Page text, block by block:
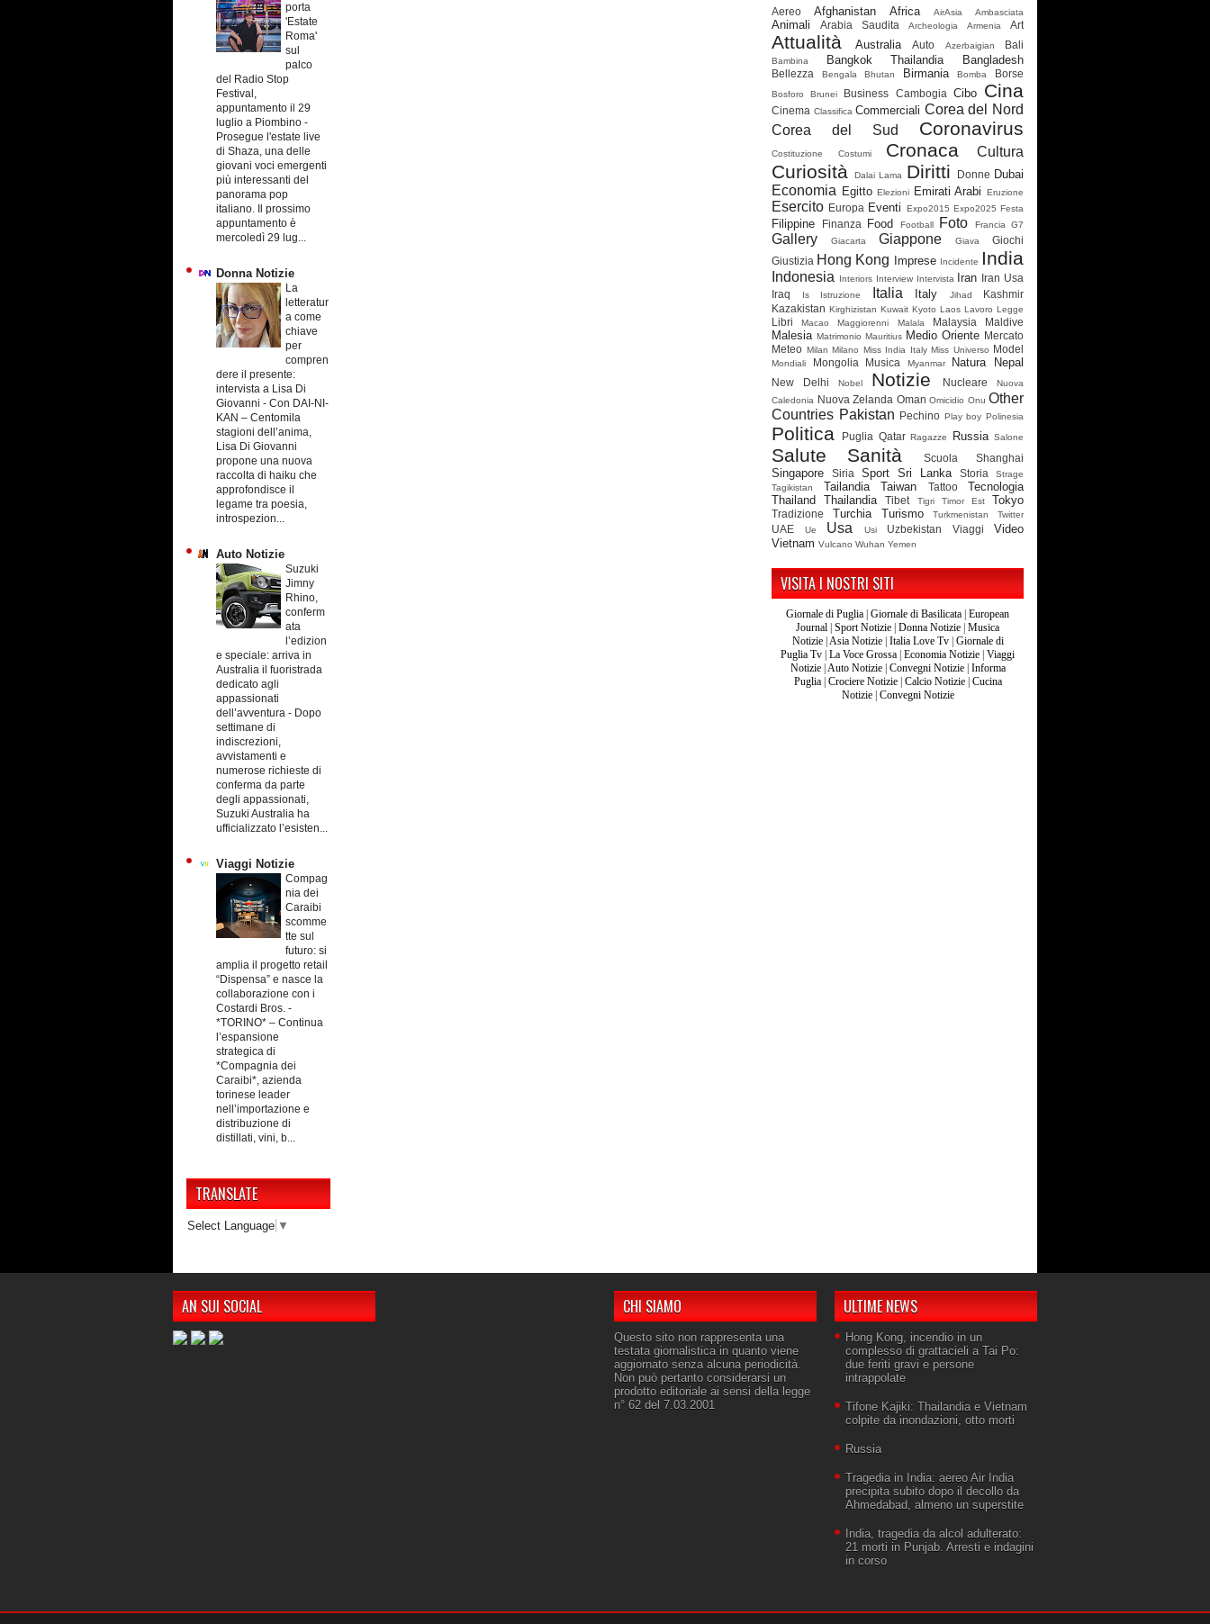
porta
'Estate
Roma'
sul
palco
del Radio Stop
Festival,
appuntamento il 29
luglio a Piombino -
Prosegue l'estate live
di Shaza, una delle
giovani voci emergenti
più interessanti del
panorama pop
italiano. Il prossimo
appuntamento è
mercoledì 29 lug...
Donna Notizie
La
letteratur
a come
chiave
per
compren
dere il presente:
intervista a Lisa Di
Giovanni - Con DAI-NI-
KAN – Centomila
stagioni dell’anima,
Lisa Di Giovanni
propone una nuova
raccolta di haiku che
approfondisce il
legame tra poesia,
introspezion...
Auto Notizie
Suzuki
Jimny
Rhino,
conferm
ata
l’edizion
e speciale: arriva in
Australia il fuoristrada
dedicato agli
appassionati
dell’avventura - Dopo
settimane di
indiscrezioni,
avvistamenti e
numerose richieste di
conferma da parte
degli appassionati,
Suzuki Australia ha
ufficializzato l’esisten...
Viaggi Notizie
Compag
nia dei
Caraibi
scomme
tte sul
futuro: si
amplia il progetto retail
“Dispensa” e nasce la
collaborazione con i
Costardi Bros. -
*TORINO* – Continua
l’espansione
strategica di
*Compagnia dei
Caraibi*, azienda
torinese leader
nell’importazione e
distribuzione di
distillati, vini, b...
TRANSLATE
Select Language ▼
Aereo Afghanistan Africa AirAsia Ambasciata
Animali Arabia Saudita Archeologia Armenia Art
Attualità Australia Auto Azerbaigian Bali
Bambina Bangkok Thailandia Bangladesh
Bellezza Bengala Bhutan Birmania Bomba Borse
Bosforo Brunei Business Cambogia Cibo Cina
Cinema Classifica Commerciali Corea del Nord
Corea del Sud
Coronavirus
Costituzione Costumi Cronaca Cultura
Curiosità Dalai Lama Diritti Donne Dubai
Economia Egitto Elezioni Emirati Arabi Eruzione
Esercito Europa Eventi Expo2015 Expo2025 Festa
Filippine Finanza Food Football Foto Francia G7
Gallery Giacarta Giappone Giava
Giochi
Giustizia Hong Kong Imprese Incidente India
Indonesia Interiors Interview Intervista Iran Iran Usa
Iraq
Is Istruzione Italia Italy Jihad
Kashmir
Kazakistan Kirghizistan Kuwait Kyoto Laos Lavoro Legge
Libri Macao Maggiorenni Malala Malaysia Maldive
Malesia Matrimonio Mauritius Medio Oriente Mercato
Meteo Milan Milano Miss India Italy Miss Universo Model
Mondiali Mongolia Musica Myanmar Natura Nepal
New Delhi Nobel Notizie Nucleare
Nuova
Caledonia Nuova Zelanda Oman Omicidio Onu Other
Countries Pakistan Pechino Play boy Polinesia
Politica Puglia Qatar Ragazze Russia Salone
Salute Sanità Scuola Shanghai
Singapore Siria Sport Sri Lanka Storia
Strage
Tagikistan
Tailandia Taiwan Tattoo
Tecnologia
Thailand
Thailandia Tibet Tigri Timor Est Tokyo
Tradizione Turchia Turismo Turkmenistan Twitter
UAE Ue Usa Usi Uzbekistan Viaggi
Video
Vietnam Vulcano Wuhan Yemen
VISITA I NOSTRI SITI
Giornale di Puglia | Giornale di Basilicata | European
Journal | Sport Notizie | Donna Notizie | Musica
Notizie|Asia Notizie| Italia Love Tv| Giornale di
Puglia Tv | La Voce Grossa | Economia Notizie | Viaggi
Notizie|Auto Notizie| Convegni Notizie| Informa
Puglia| Crociere Notizie| Calcio Notizie| Cucina
Notizie| Convegni Notizie
AN SUI SOCIAL CHI SIAMO
Questo sito non rappresenta una
testata giornalistica in quanto viene
aggiornato senza alcuna periodicità.
Non può pertanto considerarsi un
prodotto editoriale ai sensi della legge
n° 62 del 7.03.2001
ULTIME NEWS
Hong Kong, incendio in un
complesso di grattacieli a Tai Po:
due feriti gravi e persone
intrappolate
Tifone Kajiki: Thailandia e Vietnam
colpite da inondazioni, otto morti
Russia
Tragedia in India: aereo Air India
precipita subito dopo il decollo da
Ahmedabad, almeno un superstite
India, tragedia da alcol adulterato:
21 morti in Punjab. Arresti e indagini
in corso